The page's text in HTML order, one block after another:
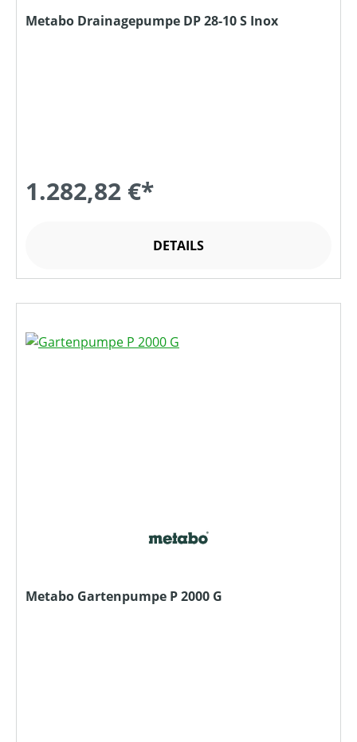
Metabo Drainagepumpe DP 28-10 S Inox
1.282,82 €*
DETAILS
Metabo Gartenpumpe P 2000 G